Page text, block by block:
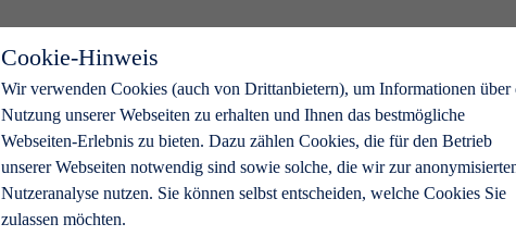
Cookie-Hinweis
Wir verwenden Cookies (auch von Drittanbietern), um Informationen über
Nutzung unserer Webseiten zu erhalten und Ihnen das bestmögliche
Webseiten-Erlebnis zu bieten. Dazu zählen Cookies, die für den Betrieb
unserer Webseiten notwendig sind sowie solche, die wir zur
Nutzeranalyse nutzen. Sie können selbst entscheiden, welche Cookies Sie
zulassen möchten.